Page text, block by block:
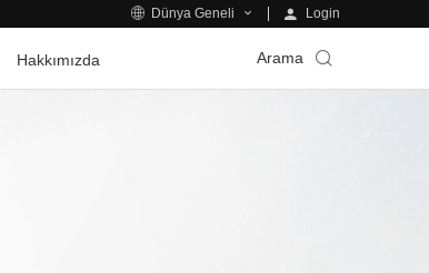
Dünya Geneli Login
Hakkımızda Arama